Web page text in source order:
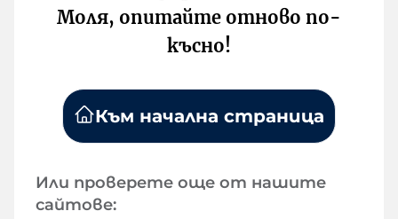
Моля, опитайте отново по-
късно!
Към начална страница
Или проверете още от нашите
сайтове: